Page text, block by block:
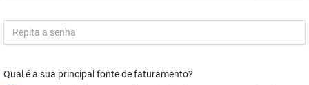
Qual é a sua principal fonte de faturamento?